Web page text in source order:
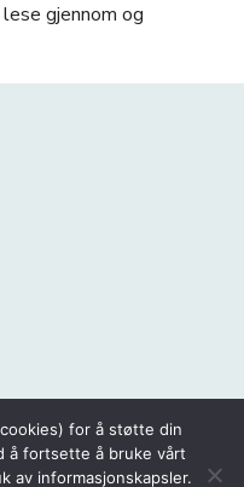
gjennom og
for å støtte din
å fortsette å bruke vårt
av informasjonskapsler.